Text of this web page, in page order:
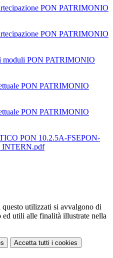
PON PATRIMONIO
PON PATRIMONIO
PON PATRIMONIO
PON PATRIMONIO
PON PATRIMONIO
PON 10.2.5A-FSEPON-
INTERN.pdf
utilizzati si avvalgono di
ed utili alle finalità illustrate nella
Accetta tutti i cookies